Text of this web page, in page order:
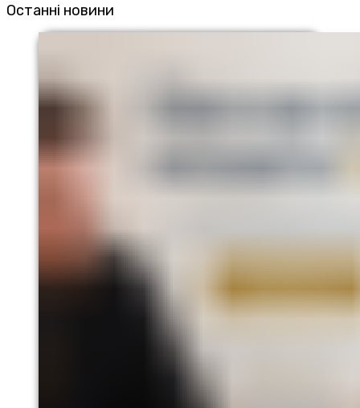
Останні новини